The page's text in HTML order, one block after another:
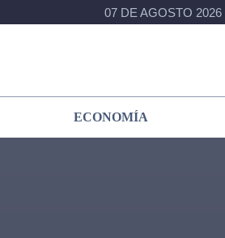
07 DE AGOSTO 2026
ECONOMÍA